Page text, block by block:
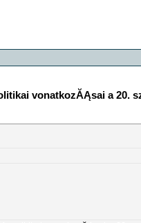
vonatkozĂĄsai a 20.